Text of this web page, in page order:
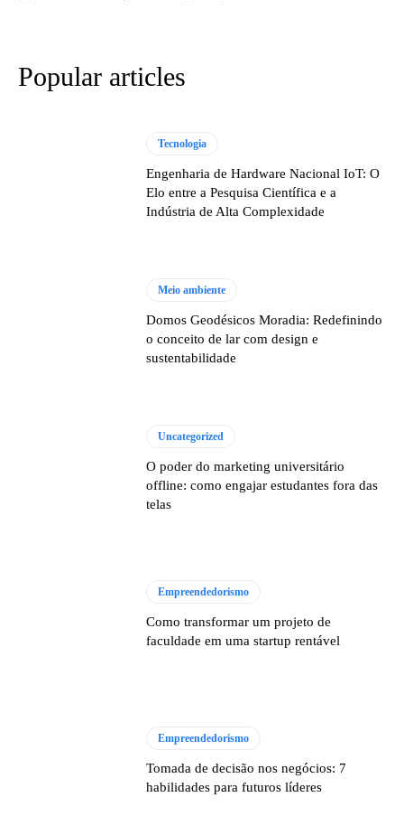
Popular articles
Tecnologia
Engenharia de Hardware Nacional IoT: O
Elo entre a Pesquisa Científica e a
Indústria de Alta Complexidade
Meio ambiente
Domos Geodésicos Moradia: Redefinindo
o conceito de lar com design e
sustentabilidade
Uncategorized
O poder do marketing universitário
offline: como engajar estudantes fora das
telas
Empreendedorismo
Como transformar um projeto de
faculdade em uma startup rentável
Empreendedorismo
Tomada de decisão nos negócios: 7
habilidades para futuros líderes